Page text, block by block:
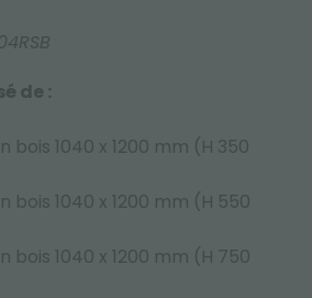
de :
bois 1040 x 1200 mm (H 350
bois 1040 x 1200 mm (H 550
bois 1040 x 1200 mm (H 750